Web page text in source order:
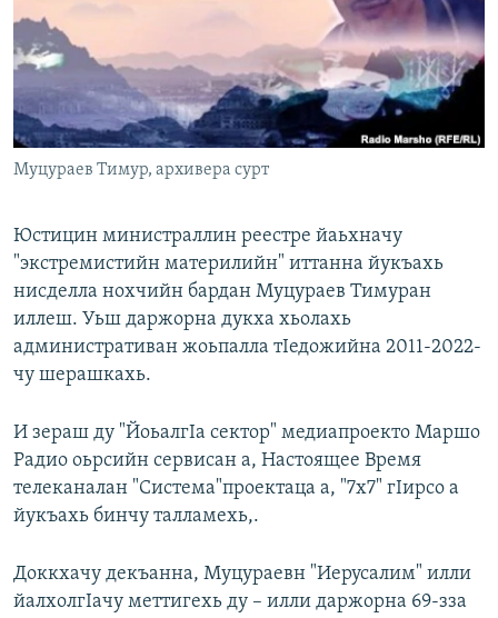
Муцураев Тимур, архивера сурт
Юстицин министраллин реестре йаьхначу
"экстремистийн материлийн" иттанна йукъахь
нисделла нохчийн бардан Муцураев Тимуран
иллеш. Уьш даржорна дукха хьолахь
административан жоьпалла тIедожийна 2011-2022-
чу шерашкахь.
И зераш ду "ЙоьалгIа сектор" медиапроекто Маршо
Радио оьрсийн сервисан а, Настоящее Время
телеканалан "Система"проектаца а, "7х7" гIирсо а
йукъахь бинчу талламехь,.
Доккхачу декъанна, Муцураевн "Иерусалим" илли
йалхолгIачу меттигехь ду – илли даржорна 69-зза